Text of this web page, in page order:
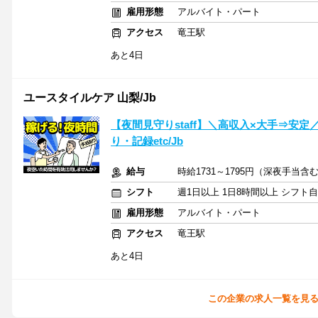
雇用形態
アルバイト・パート
アクセス
竜王駅
あと4日
ユースタイルケア 山梨/Jb
【夜間見守りstaff】＼高収入×大手⇒安
り・記録etc/Jb
給与
時給1731～1795円（深夜手当含
シフト
週1日以上 1日8時間以上 シフト
雇用形態
アルバイト・パート
アクセス
竜王駅
あと4日
この企業の求人一覧を見る